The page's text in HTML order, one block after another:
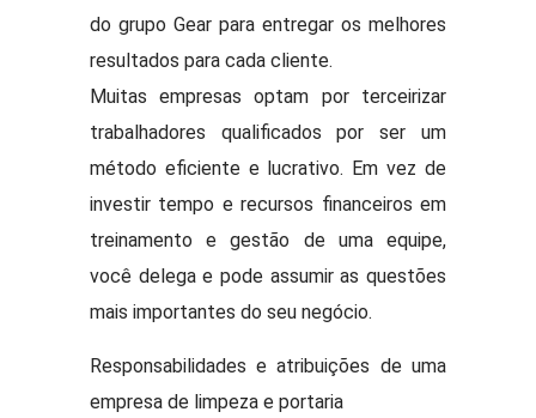
do grupo Gear para entregar os melhores
resultados para cada cliente.
Muitas empresas optam por terceirizar
trabalhadores qualificados por ser um
método eficiente e lucrativo. Em vez de
investir tempo e recursos financeiros em
treinamento e gestão de uma equipe,
você delega e pode assumir as questões
mais importantes do seu negócio.
Responsabilidades e atribuições de uma
empresa de limpeza e portaria